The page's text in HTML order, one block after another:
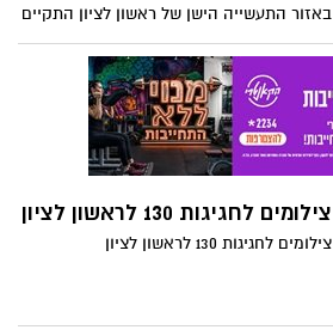
באזור התעשייה הישן של ראשון לציון התקיים
ערב ט"ו באב.החוגגים נהנו מנגני רחוב, מתחם
הרקדה רומנטי, עמדות צילום, שחקני רחוב,
קריקטוריסטים, קולנוע פתוח ועו'
צילומים לחגיגות 130 לראשון לציון
צילומים לחגיגות 130 לראשון לציון